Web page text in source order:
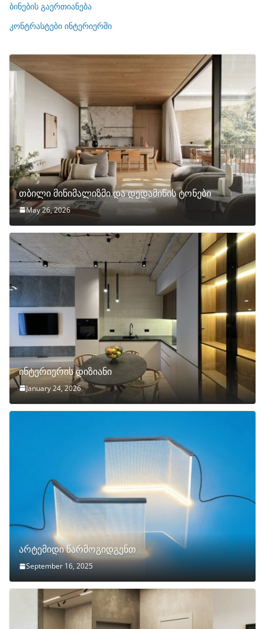
ბ
ი
ბინების გაერთიანება
კონტრასტები ინტერიერში
თბილი მინიმალიზმი და დედამიწის ტონები
May 26, 2026
ინტერიერის დიზიანი
January 24, 2026
არტემიდი წარმოგიდგენთ
September 16, 2025